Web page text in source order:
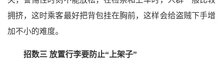
拥挤，这时乘客最好把背包挂在胸前，这样会给盗贼下手增
加不小的难度。
招数三 放置行李要防止“上架子”